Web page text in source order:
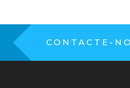
CONTACTE-